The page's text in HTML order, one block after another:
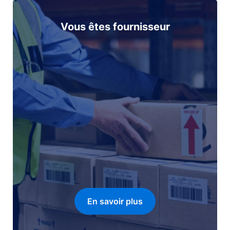
Vous êtes fournisseur
En savoir plus